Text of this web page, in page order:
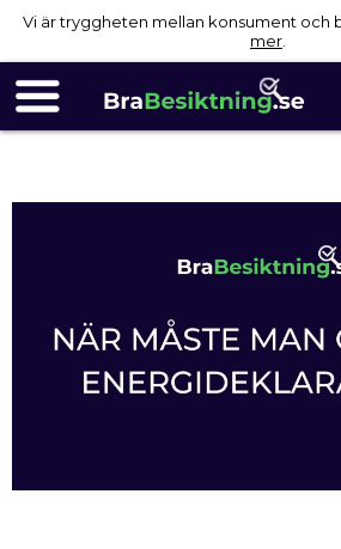
Vi är tryggheten mellan konsument och
mer